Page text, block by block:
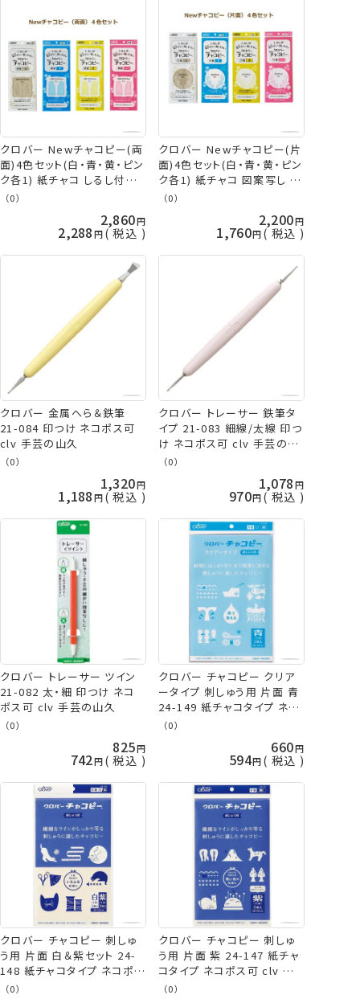
クロバー Newチャコピー(両
面)4色セット(白・青・黄・ピン
ク各1) 紙チャコ しるし付け
チャコペーパー clv ネコポス
（0）
2,860
2,288 税込
クロバー Newチャコピー(片
面)4色セット(白・青・黄・ピン
ク各1) 紙チャコ 図案写し チ
ャコ 印つけ しるし付け ソー
可 手芸の山久
（0）
2,200
1,760 税込
クロバー 金属へら＆鉄筆
21-084 印つけ ネコポス可
clv 手芸の山久
（0）
1,320
1,188 税込
クロバー トレーサー 鉄筆タ
イプ 21-083 細線/太線 印つ
け ネコポス可 clv 手芸の山
久
（0）
1,078
970 税込
クロバー トレーサー ツイン
21-082 太・細 印つけ ネコ
ポス可 clv 手芸の山久
（0）
825
742 税込
クロバー チャコピー クリア
ータイプ 刺しゅう用 片面 青
24-149 紙チャコタイプ ネコ
ポス可 clv 手芸の山久
（0）
660
594 税込
クロバー チャコピー 刺しゅ
う用 片面 白＆紫セット 24-
148 紙チャコタイプ ネコポス
可 clv 手芸の山久
（0）
クロバー チャコピー 刺しゅ
う用 片面 紫 24-147 紙チャ
コタイプ ネコポス可 clv 手
芸の山久
（0）